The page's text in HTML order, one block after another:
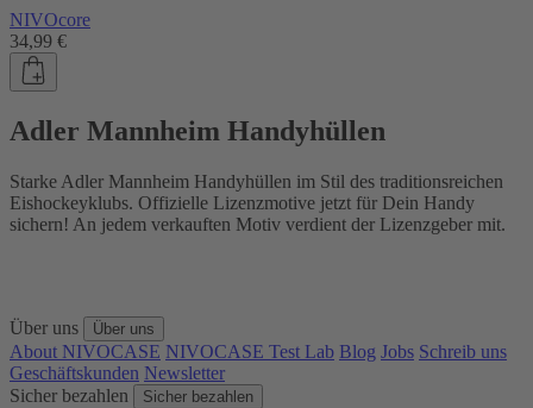
NIVOcore
34,99 €
Adler Mannheim Handyhüllen
Starke Adler Mannheim Handyhüllen im Stil des traditionsreichen
Eishockeyklubs. Offizielle Lizenzmotive jetzt für Dein Handy
sichern! An jedem verkauften Motiv verdient der Lizenzgeber mit.
Über uns Über uns
About NIVOCASE NIVOCASE Test Lab Blog Jobs Schreib uns
Geschäftskunden Newsletter
Sicher bezahlen
Sicher bezahlen